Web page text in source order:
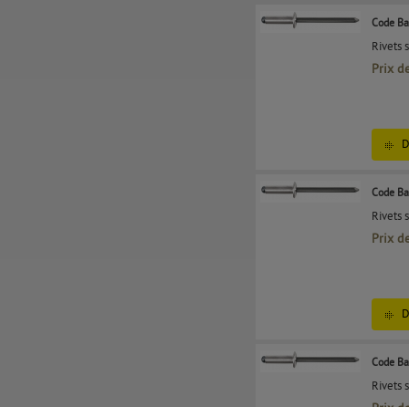
Code
Rivets
Prix
Code
Rivets
Prix
Code
Rivets